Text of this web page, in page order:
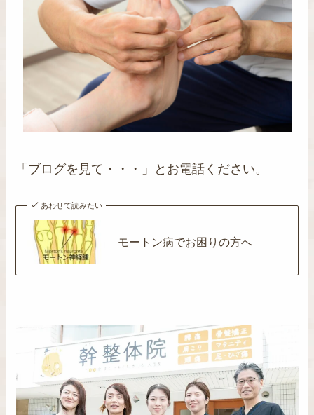
「ブログを見て・・・」とお電話ください。
あわせて読みたい
モートン病でお困りの方へ